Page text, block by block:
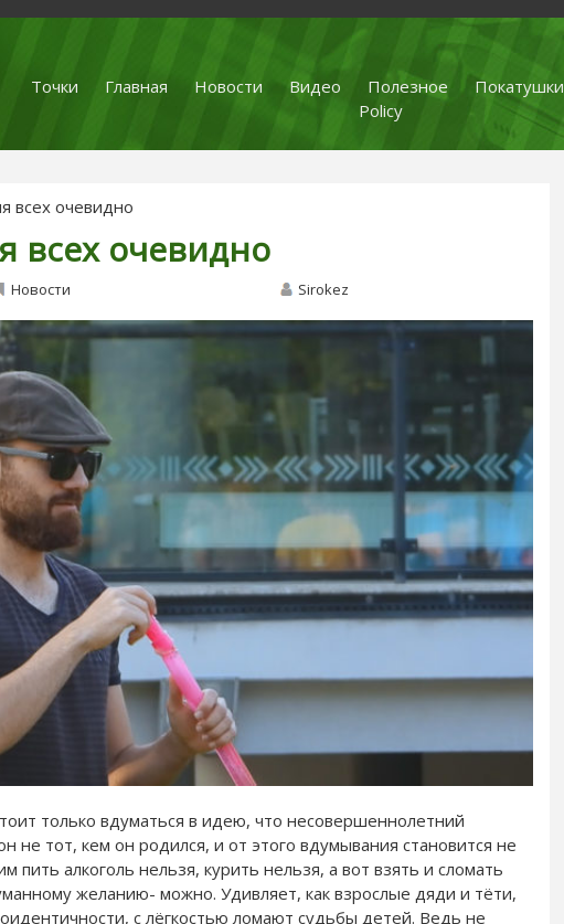
Точки Главная Новости Видео Полезное Покатушки
Policy
всех очевидно
всех очевидно
Новости Sirokez
только вдуматься в идею, что несовершеннолетний
не тот, кем он родился, и от этого вдумывания становится не
пить алкоголь нельзя, курить нельзя, а вот взять и сломать
желанию- можно. Удивляет, как взрослые дяди и тёти,
с лёгкостью ломают судьбы детей. Ведь не